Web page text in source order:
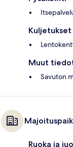
Kuljetukset
Muut
Savuton
Ruoka ja